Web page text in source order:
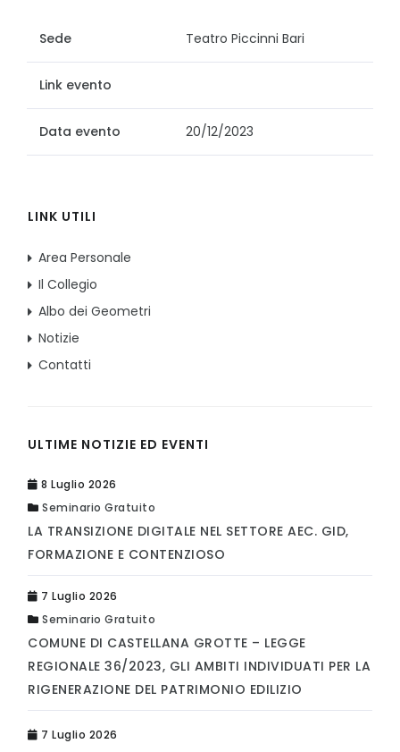
Sede Teatro Piccinni Bari
Link evento
Data evento 20/12/2023
LINK UTILI
Area Personale
Il Collegio
Albo dei Geometri
Notizie
Contatti
ULTIME NOTIZIE ED EVENTI
8 Luglio 2026
Seminario Gratuito
LA TRANSIZIONE DIGITALE NEL SETTORE AEC. GID,
FORMAZIONE E CONTENZIOSO
7 Luglio 2026
Seminario Gratuito
COMUNE DI CASTELLANA GROTTE – LEGGE
REGIONALE 36/2023, GLI AMBITI INDIVIDUATI PER LA
RIGENERAZIONE DEL PATRIMONIO EDILIZIO
7 Luglio 2026